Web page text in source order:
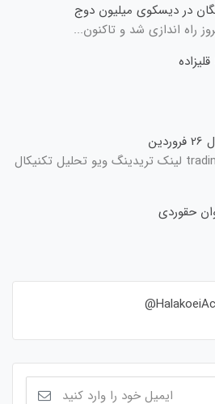
در دیسکوی میلیون دوج
راه اندازی شد و تاکنون...
tradingview.com/u/halakoei لینک تریدینگ ویو تحلیل تکنیکال
حقوردی